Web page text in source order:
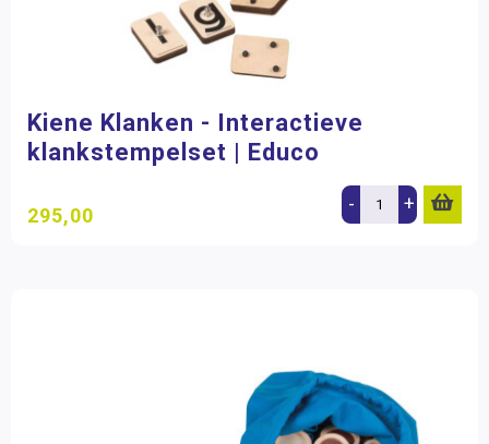
Kiene Klanken - Interactieve
klankstempelset | Educo
295,00 - +